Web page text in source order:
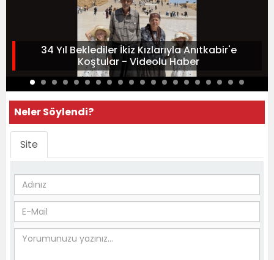
34 Yıl Beklediler İkiz Kızlarıyla Anıtkabir'e
Koştular - Videolu Haber
Neler Söylendi?
Site